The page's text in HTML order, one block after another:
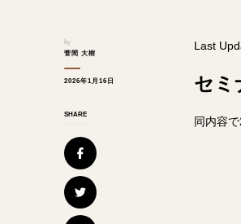
by
菅間 大樹
2026年1月16日
SHARE
Last
セミ
同内容